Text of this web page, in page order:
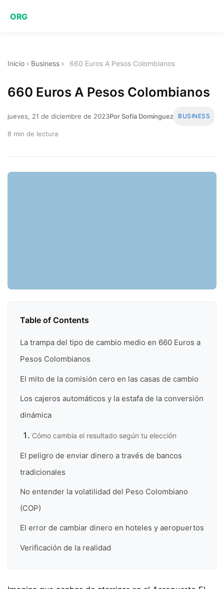
ORG
Inicio › Business › 660 Euros A Pesos Colombianos
660 Euros A Pesos Colombianos
jueves, 21 de diciembre de 2023Por Sofía Domínguez BUSINESS
8 min de lectura
Table of Contents
La trampa del tipo de cambio medio en 660 Euros a
Pesos Colombianos
El mito de la comisión cero en las casas de cambio
Los cajeros automáticos y la estafa de la conversión
dinámica
Cómo cambia el resultado según tu elección
El peligro de enviar dinero a través de bancos
tradicionales
No entender la volatilidad del Peso Colombiano
(COP)
El error de cambiar dinero en hoteles y aeropuertos
Verificación de la realidad